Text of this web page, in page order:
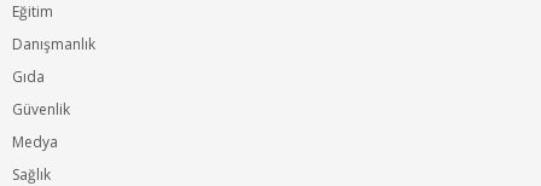
Eğitim
Danışmanlık
Gıda
Güvenlik
Medya
Sağlık